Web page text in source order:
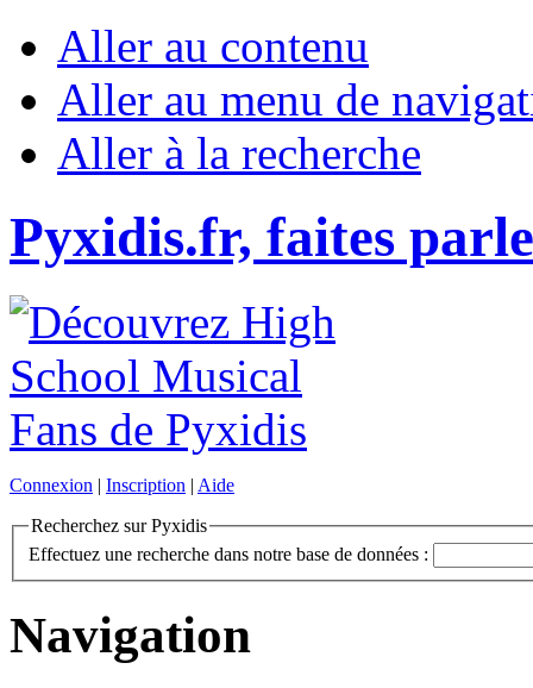
Aller au contenu
Aller au menu de
Aller à la recherche
Pyxidis.fr, faites
Connexion | Inscription | Aide
Recherchez sur Pyxidis
Effectuez une recherche dans notre base de données :
Navigation